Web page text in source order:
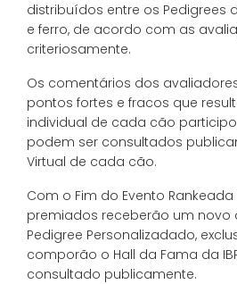
distribuídos entre os Pedigrees
e ferro, de acordo com as
criteriosamente.
Os comentários dos
pontos fortes e fracos que
individual de cada cão
podem ser consultados
Virtual de cada cão.
Com o Fim do Evento Rankeada
premiados receberão um novo
Pedigree Personalizadado,
comporão o Hall da Fama da
consultado publicamente.